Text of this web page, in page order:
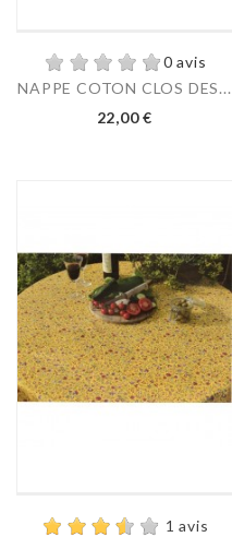
0 avis
NAPPE COTON CLOS DES...
22,00 €
1 avis